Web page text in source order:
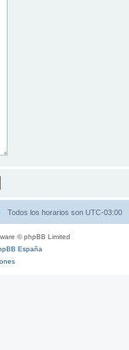
Todos los horarios son UTC-03:00
© phpBB Limited
España